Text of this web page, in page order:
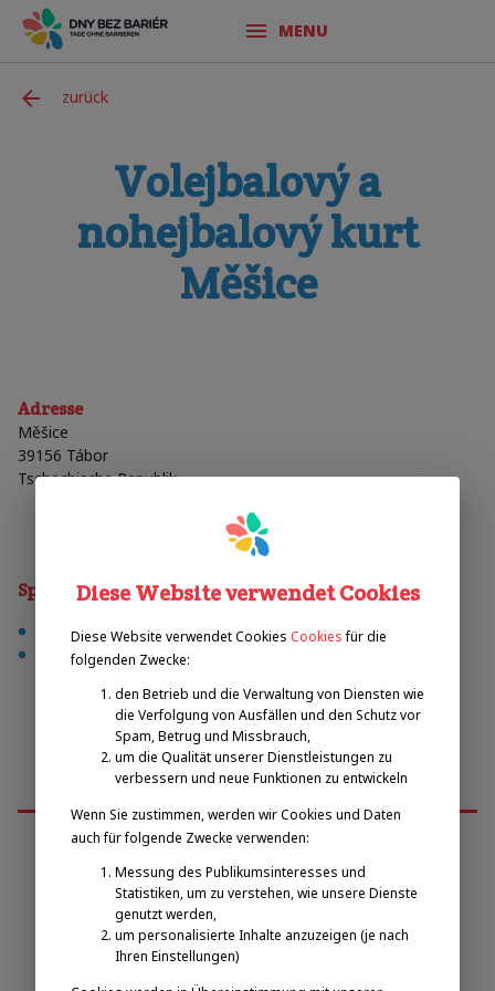
MENU
zurück
Volejbalový a
nohejbalový kurt
Měšice
Adresse
Měšice
39156 Tábor
Tschechische Republik
Sporty
fußball
volleyball
Emilova sportovní, z.s.
Pavel Zbožínek
Diese Website verwendet Cookies
Diese Website verwendet Cookies Cookies für die
folgenden Zwecke:
den Betrieb und die Verwaltung von Diensten wie
die Verfolgung von Ausfällen und den Schutz vor
Spam, Betrug und Missbrauch,
um die Qualität unserer Dienstleistungen zu
verbessern und neue Funktionen zu entwickeln
Wenn Sie zustimmen, werden wir Cookies und Daten
auch für folgende Zwecke verwenden:
Messung des Publikumsinteresses und
Statistiken, um zu verstehen, wie unsere Dienste
genutzt werden,
um personalisierte Inhalte anzuzeigen (je nach
Ihren Einstellungen)